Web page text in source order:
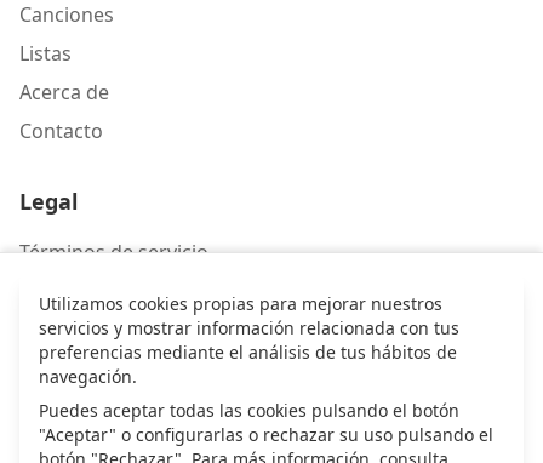
Canciones
Listas
Acerca de
Contacto
Legal
Términos de servicio
Política de privacidad
Contacto
Escríbenos
Utilizamos cookies propias para mejorar nuestros
servicios y mostrar información relacionada con tus
preferencias mediante el análisis de tus hábitos de
navegación.
Puedes aceptar todas las cookies pulsando el botón
"Aceptar" o configurarlas o rechazar su uso pulsando el